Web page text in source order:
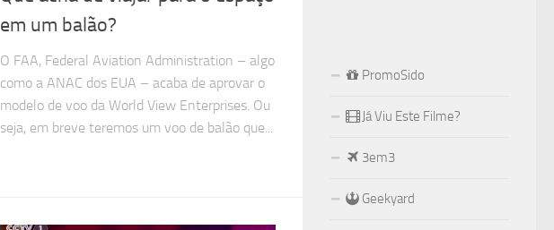
em um balão?
O FAA, Federal Aviation Administration – algo
como a ANAC dos EUA – acaba de aprovar o
modelo de voo da World View Enterprises. Ou
seja, em breve teremos um voo de balão que...
PromoSido
Já Viu Este Filme?
3em3
Geekyard